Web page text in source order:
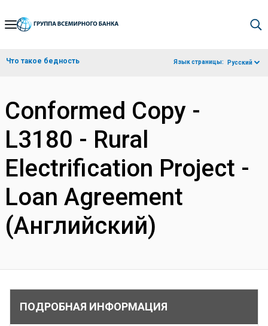
Skip
Navigation
Что такое бедность Язык страницы: Русский
Conformed Copy -
L3180 - Rural
Electrification Project -
Loan Agreement
(Английский)
ПОДРОБНАЯ ИНФОРМАЦИЯ